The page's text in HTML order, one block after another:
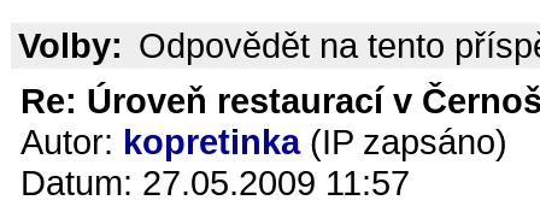
Volby: Odpovědět na tento
Re: Úroveň restaurací v
Autor: kopretinka(IP zapsáno)
Datum: 27.05.2009 11:57